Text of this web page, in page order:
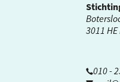
3011
010 -